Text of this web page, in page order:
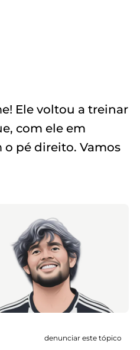
Ele voltou a treinar
com ele em
pé direito. Vamos
denunciar este tópico